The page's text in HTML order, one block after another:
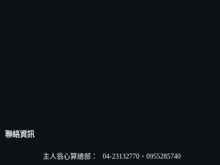
聯絡資訊
主人翁心算總部： 04-23132770、0955285740